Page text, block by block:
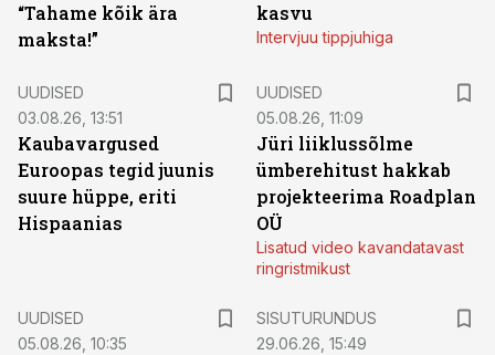
“Tahame kõik ära
maksta!”
kasvu
Intervjuu tippjuhiga
UUDISED
03.08.26, 13:51
Kaubavargused
Euroopas tegid juunis
suure hüppe, eriti
Hispaanias
UUDISED
05.08.26, 11:09
Jüri liiklussõlme
ümberehitust hakkab
projekteerima Roadplan
OÜ
Lisatud video kavandatavast
ringristmikust
UUDISED
05.08.26, 10:35
SISUTURUNDUS
29.06.26, 15:49